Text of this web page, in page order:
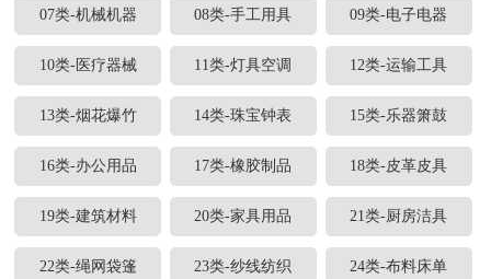
07类-机械机器 08类-手工用具 09类-电子电器
10类-医疗器械 11类-灯具空调 12类-运输工具
13类-烟花爆竹 14类-珠宝钟表 15类-乐器箫鼓
16类-办公用品 17类-橡胶制品 18类-皮革皮具
19类-建筑材料 20类-家具用品 21类-厨房洁具
22类-绳网袋篷 23类-纱线纺织 24类-布料床单